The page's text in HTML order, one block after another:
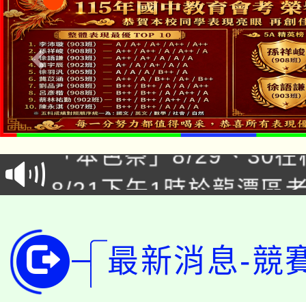
公告本校115學年度第
代理(課)教師甄選結果
告(尚有缺額)
「本色祭」8/29、30在
場熱烈登場!
8/21下午1時於龍潭區
局官網。
8月14至27日，桃園電
開!
115年桃園市運動會8/
最新消息-競